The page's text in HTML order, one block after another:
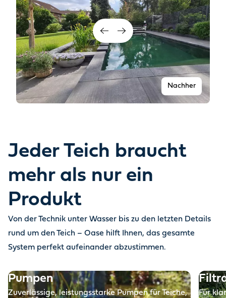
Nachher
Vorher
Jeder Teich braucht
mehr als nur ein
Produkt
Von der Technik unter Wasser bis zu den letzten Details
rund um den Teich – Oase hilft Ihnen, das gesamte
System perfekt aufeinander abzustimmen.
Pumpen
Zuverlässige, leistungsstarke Pumpen für Teiche,
Für